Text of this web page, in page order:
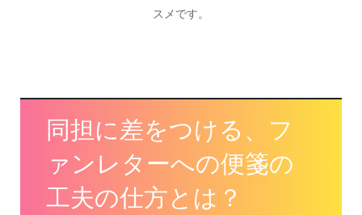
スメです。
同担に差をつける、フ
ァンレターへの便箋の
工夫の仕方とは？